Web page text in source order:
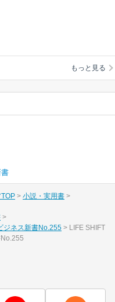
もっと見る
小説・実用書
ジネス新書No.255
LIFE SHIFT